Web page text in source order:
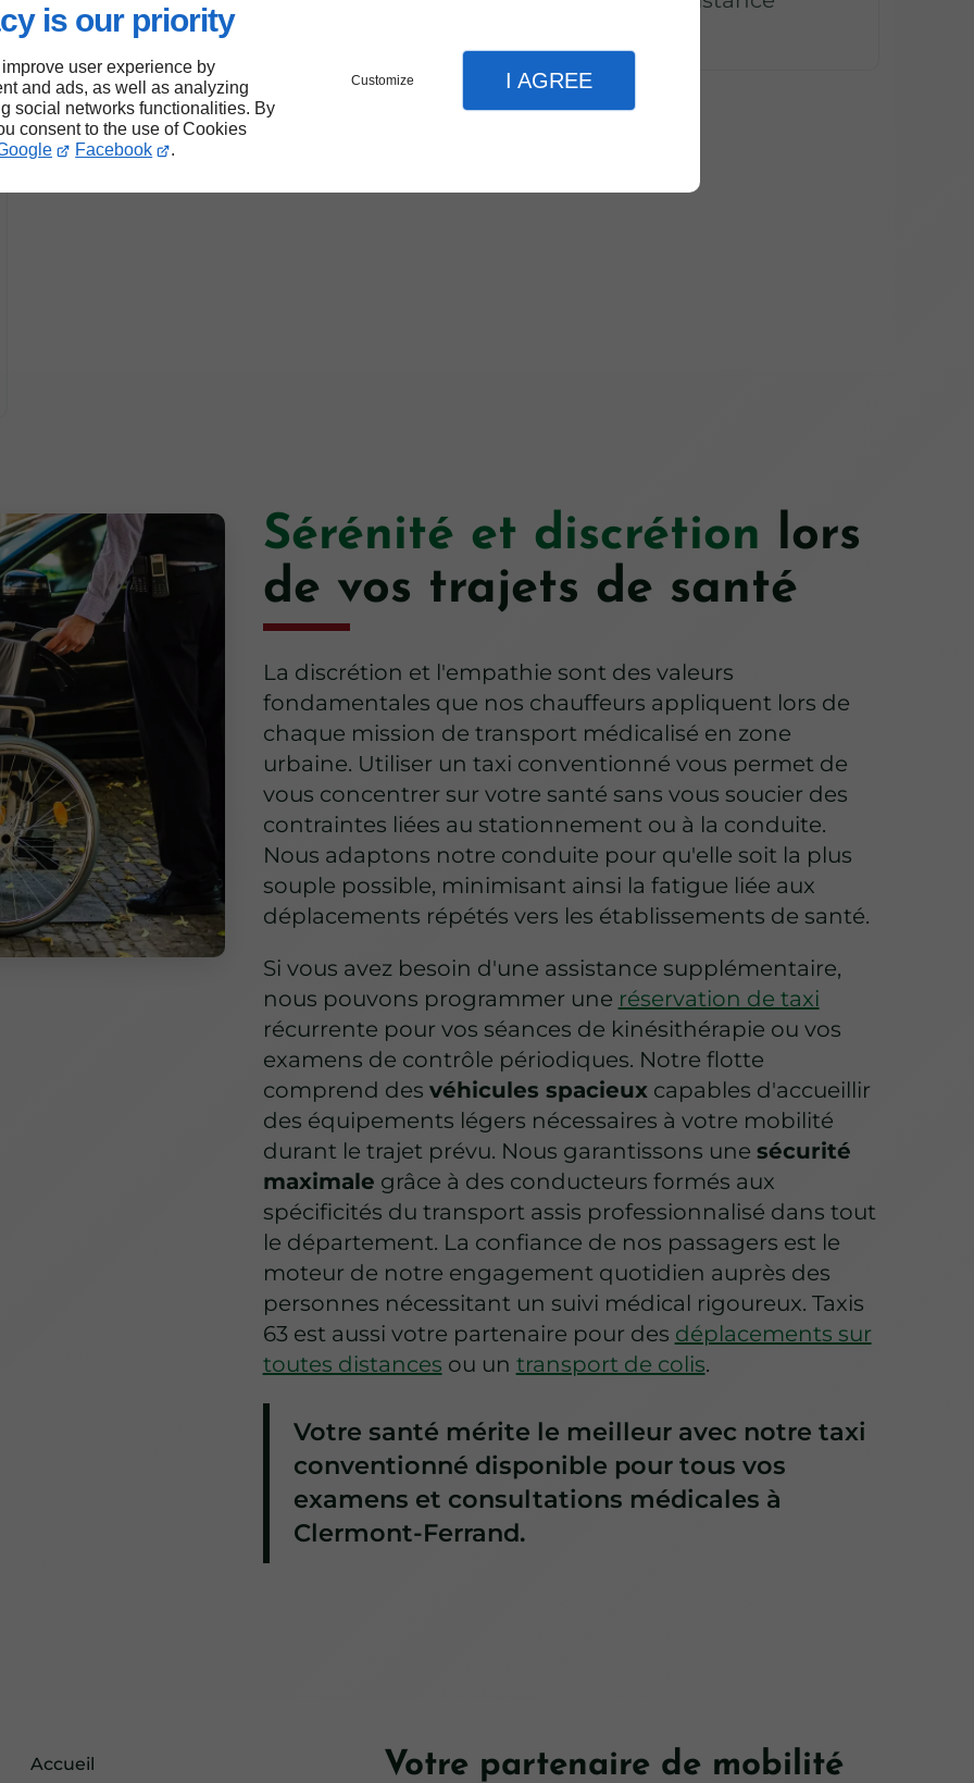
is our priority
user experience by
and ads, as well as analyzing
social networks functionalities. By
consent to the use of Cookies
Facebook .
Customize I AGREE
Sérénité et discrétion lors
de vos trajets de santé
La discrétion et l'empathie sont des valeurs
fondamentales que nos chauffeurs appliquent lors de
chaque mission de transport médicalisé en zone
urbaine. Utiliser un taxi conventionné vous permet de
vous concentrer sur votre santé sans vous soucier des
contraintes liées au stationnement ou à la conduite.
Nous adaptons notre conduite pour qu'elle soit la plus
souple possible, minimisant ainsi la fatigue liée aux
déplacements répétés vers les établissements de santé.
Si vous avez besoin d'une assistance supplémentaire,
nous pouvons programmer une réservation de taxi
récurrente pour vos séances de kinésithérapie ou vos
examens de contrôle périodiques. Notre flotte
comprend des véhicules spacieuxcapables d'accueillir
des équipements légers nécessaires à votre mobilité
durant le trajet prévu. Nous garantissons une sécurité
maximale grâce à des conducteurs formés aux
spécificités du transport assis professionnalisé dans tout
le département. La confiance de nos passagers est le
moteur de notre engagement quotidien auprès des
personnes nécessitant un suivi médical rigoureux. Taxis
63 est aussi votre partenaire pour des déplacements sur
toutes distances ou un transport de colis.
Votre santé mérite le meilleur avec notre taxi
conventionné disponible pour tous vos
examens et consultations médicales à
Clermont-Ferrand.
Accueil Votre partenaire de mobilité